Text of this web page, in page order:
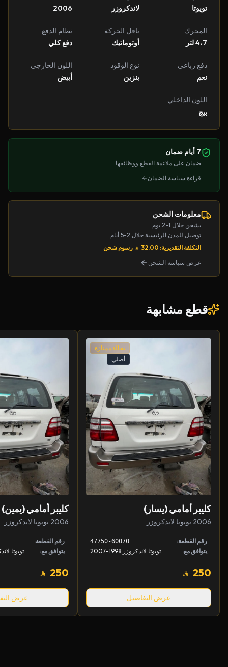
تويوتا
لاندكروزر
2006
المحرك
4،7 لتر
ناقل الحركة
أوتوماتيك
نظام الدفع
دفع كلي
دفع رباعي
نعم
نوع الوقود
بنزين
اللون الخارجي
أبيض
اللون الداخلي
بيج
7 أيام ضمان
ضمان على ملاءمة القطع ووظائفها.
قراءة سياسة الضمان
معلومات الشحن
يشحن خلال 1-2 يوم
توصيل للمدن الرئيسية خلال 2-5 أيام
التكلفة التقديرية: 32.00
رسوم شحن
عرض سياسة الشحن
قطع مشابهة
بحالة ممتازة
أصلي
كليبر أمامي (يسار)
2006 تويوتا لاندكروزر
رقم القطعة: 47750-60070
يتوافق مع: تويوتا لاندكروزر 1998-2007
250
عرض التفاصيل
كليبر أمامي (يمين)
2006 تويوتا لاندكروزر
رقم القطعة:
يتوافق مع:
250
عرض